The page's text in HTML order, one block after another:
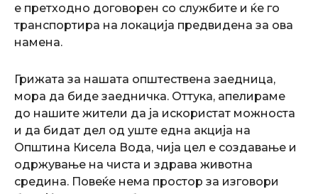
е претходно договорен со службите и ќе го
транспортира на локација предвидена за ова
намена.
Грижата за нашата општествена заедница,
мора да биде заедничка. Оттука, апелираме
до нашите жители да ја искористат можноста
и да бидат дел од уште една акција на
Општина Кисела Вода, чија цел е создавање и
одржување на чиста и здрава животна
средина. Повеќе нема простор за изговори